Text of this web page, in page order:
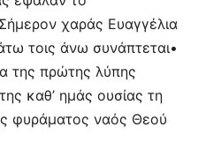
χαράς Ευαγγέλια
τοις άνω συνάπτεται•
της πρώτης λύπης
καθ’ ημάς ουσίας τη
φυράματος ναός Θεού